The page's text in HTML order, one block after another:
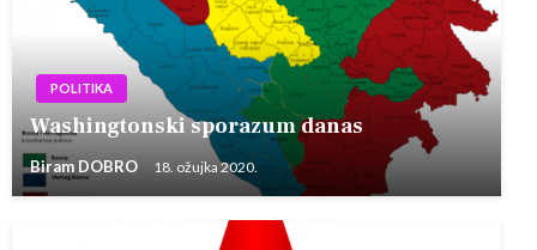
POLITIKA
Washingtonski sporazum danas
Biram DOBRO 18. ožujka 2020.